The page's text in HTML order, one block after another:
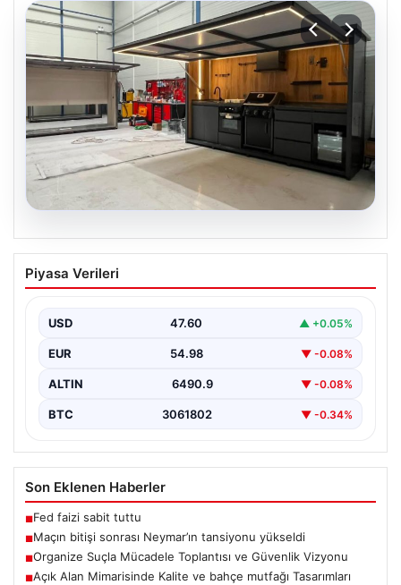
04.08.2026
Açık Alan Mimarisinde Kalite ve bahçe
mutfağı Tasarımları
bölümlerinden biri haline gelmiştir. Doğayla…
Piyasa Verileri
USD 47.60 ▲ +0.05%
EUR 54.98 ▼ -0.08%
ALTIN 6490.9 ▼ -0.08%
BTC 3061802 ▼ -0.34%
Son Eklenen Haberler
■Fed faizi sabit tuttu
■Maçın bitişi sonrası Neymar’ın tansiyonu yükseldi
■Organize Suçla Mücadele Toplantısı ve Güvenlik Vizyonu
■Açık Alan Mimarisinde Kalite ve bahçe mutfağı Tasarımları